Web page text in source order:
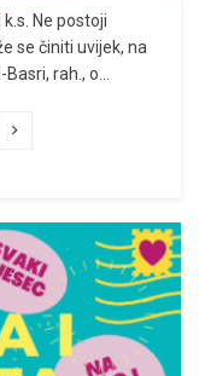
Ne postoji
se činiti uvijek, na
rah., o...